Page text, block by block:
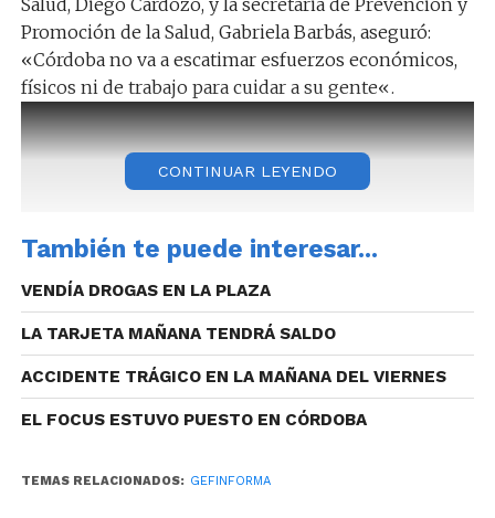
Promoción de la Salud, Gabriela Barbás, aseguró:
«Córdoba no va a escatimar esfuerzos económicos,
físicos ni de trabajo para cuidar a su gente«.
CONTINUAR LEYENDO
También te puede interesar...
VENDÍA DROGAS EN LA PLAZA
LA TARJETA MAÑANA TENDRÁ SALDO
ACCIDENTE TRÁGICO EN LA MAÑANA DEL VIERNES
EL FOCUS ESTUVO PUESTO EN CÓRDOBA
TEMAS RELACIONADOS: GEFINFORMA